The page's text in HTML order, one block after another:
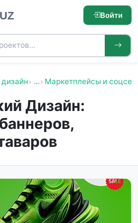
Войти
… Маркетплейсы и
Дизайн: